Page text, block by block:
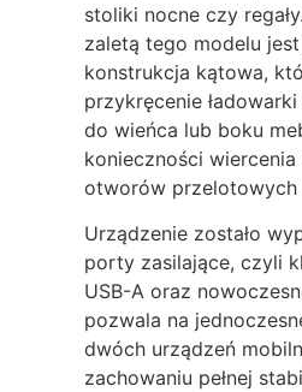
stoliki nocne czy
zaletą tego modelu
konstrukcja kątowa,
przykręcenie
do wieńca lub boku
konieczności
otworów przelotowych
Urządzenie zostało
porty zasilające, czyli
USB-A oraz
pozwala na
dwóch urządzeń
zachowaniu pełnej